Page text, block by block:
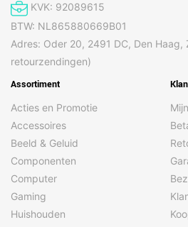
KVK: 92089615
BTW: NL865880669B01
Adres: Oder 20, 2491 DC, Den
retourzendingen)
Assortiment
Acties en Promotie
Accessoires
Beeld & Geluid
Componenten
Computer
Gaming
Huishouden